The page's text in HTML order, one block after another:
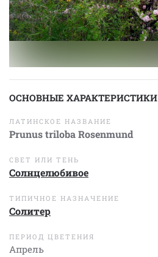
ОСНОВНЫЕ ХАРАКТЕРИСТИКИ
ЛАТИНСКОЕ НАЗВАНИЕ
Prunus triloba Rosenmund
СВЕТ ИЛИ ТЕНЬ
Солнцелюбивое
ТИПИЧНОЕ НАЗНАЧЕНИЕ
Солитер
ПЕРИОД ЦВЕТЕНИЯ
Апрель